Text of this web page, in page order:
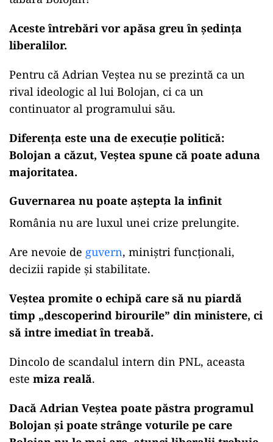
Aceste întrebări vor apăsa greu în ședința
liberalilor.
Pentru că Adrian Veștea nu se prezintă ca un
rival ideologic al lui Bolojan, ci ca un
continuator al programului său.
Diferența este una de execuție politică:
Bolojan a căzut, Veștea spune că poate aduna
majoritatea.
Guvernarea nu poate aștepta la infinit
România nu are luxul unei crize prelungite.
Are nevoie de guvern, miniștri funcționali,
decizii rapide și stabilitate.
Veștea promite o echipă care să nu piardă
timp „descoperind birourile” din ministere, ci
să intre imediat în treabă.
Dincolo de scandalul intern din PNL, aceasta
este miza reală.
Dacă Adrian Veștea poate păstra programul
Bolojan și poate strânge voturile pe care